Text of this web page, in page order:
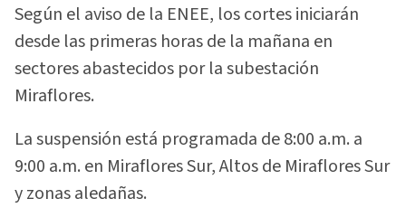
Según el aviso de la ENEE, los cortes iniciarán
desde las primeras horas de la mañana en
sectores abastecidos por la subestación
Miraflores.
La suspensión está programada de 8:00 a.m. a
9:00 a.m. en Miraflores Sur, Altos de Miraflores Sur
y zonas aledañas.